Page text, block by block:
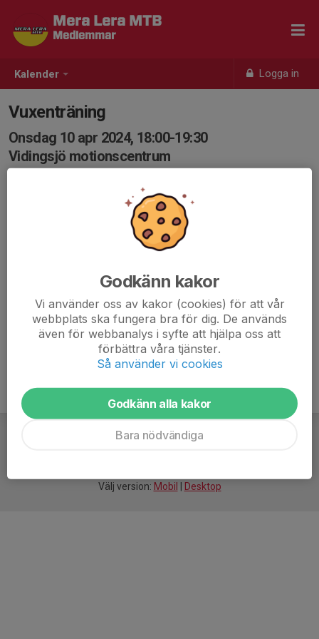
Kalender Logga in
Mera Lera MTB
Medlemmar
Vuxenträning
Onsdag 10 apr 2024, 18:00-19:30
Vidingsjö motionscentrum
Vuxenträning - oftast någon form av intervallträning
med mindre tekniska inslag.
Mera Lera MTB trappan.pdf
Välj version: Mobil Desktop
Godkänn kakor
Vi använder oss av kakor (cookies) för att vår
webbplats ska fungera bra för dig. De används
även för webbanalys i syfte att hjälpa oss att
förbättra våra tjänster.
Så använder vi cookies
Godkänn alla kakor
Bara nödvändiga